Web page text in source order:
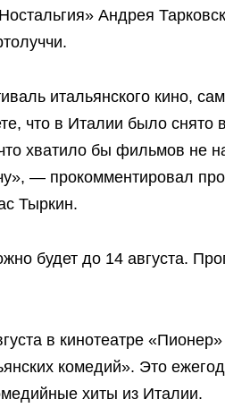
Андрея
итальянского кино,
что в Италии было снято
хватило бы фильмов не
— прокомментировал
Тыркин.
будет до 14 августа.
в кинотеатре
комедий». Это
хиты из Италии.